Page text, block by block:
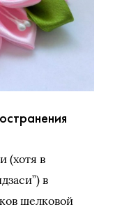
(хотя в
в
шелковой